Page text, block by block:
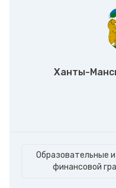
Ханты-
Образовательные
финансовой